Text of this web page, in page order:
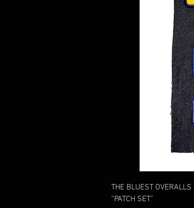
THE BLUEST OVERALLS
“PATCH SET”